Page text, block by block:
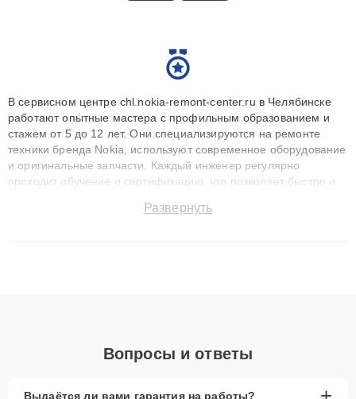
В сервисном центре chl.nokia-remont-center.ru в Челябинске
работают опытные мастера с профильным образованием и
стажем от 5 до 12 лет. Они специализируются на ремонте
техники бренда Nokia, используют современное оборудование
и оригинальные запчасти. Каждый инженер регулярно
проходит обучение и сертификацию, что позволяет быстро и
сохранением гарантии до 3 лет. Наши мастера решают
Развернуть
Вопросы и ответы
Выдаётся ли вами гарантия на работы?